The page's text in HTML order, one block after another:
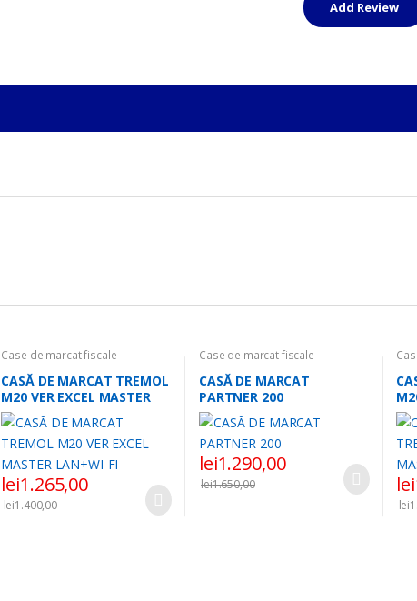
Case de marcat fiscale
CASĂ DE MARCAT TREMOL
M20 VER EXCEL MASTER
LAN+WI-FI
lei1.265,00
lei1.400,00
Case de marcat fiscale
CASĂ DE MARCAT
PARTNER 200
lei1.290,00
lei1.650,00 lei
lei